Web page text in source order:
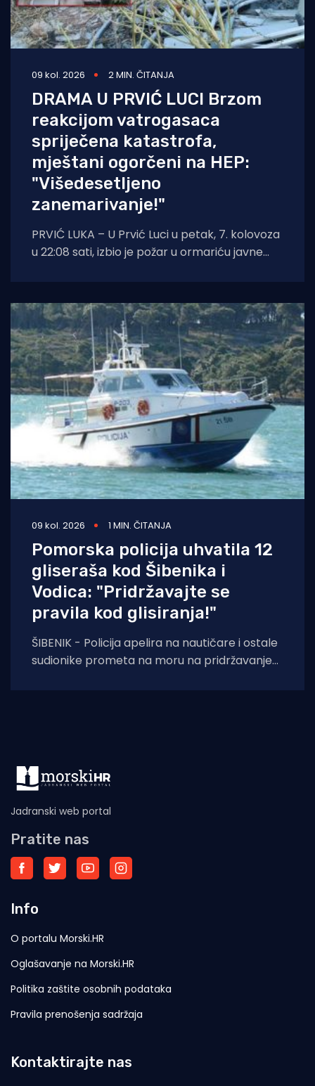
09 kol. 2026 2 MIN. ČITANJA
DRAMA U PRVIĆ LUCI Brzom
reakcijom vatrogasaca
spriječena katastrofa,
mještani ogorčeni na HEP:
"Višedesetljeno
zanemarivanje!"
PRVIĆ LUKA – U Prvić Luci u petak, 7. kolovoza
u 22:08 sati, izbio je požar u ormariću javne
09 kol. 2026 1 MIN. ČITANJA
Pomorska policija uhvatila 12
gliseraša kod Šibenika i
Vodica: "Pridržavajte se
pravila kod glisiranja!"
ŠIBENIK - Policija apelira na nautičare i ostale
sudionike prometa na moru na pridržavanje
Jadranski web portal
Pratite nas
Info
O portalu Morski.HR
Oglašavanje na Morski.HR
Politika zaštite osobnih podataka
Pravila prenošenja sadržaja
Kontaktirajte nas